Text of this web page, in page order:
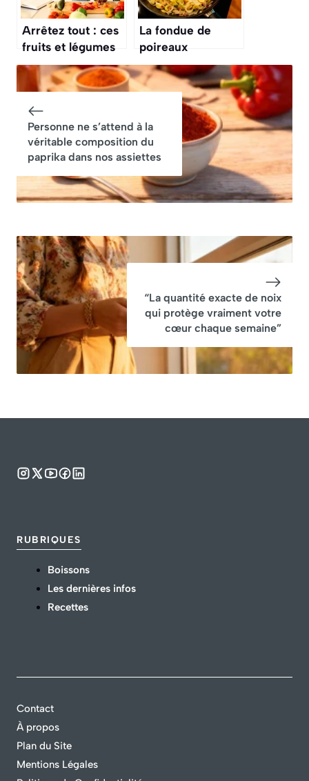
Arrêtez tout : ces
fruits et légumes
sont meilleurs
sans être épluchés
La fondue de
poireaux
totalement
transformée :
arrêtez cette
erreur qui gâche
tout
Personne ne s’attend à la
véritable composition du
paprika dans nos assiettes
“La quantité exacte de noix
qui protège vraiment votre
cœur chaque semaine”
RUBRIQUES
Boissons
Les dernières infos
Recettes
Contact
À propos
Plan du Site
Mentions Légales